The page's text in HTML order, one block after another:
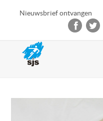
Nieuwsbrief ontvangen